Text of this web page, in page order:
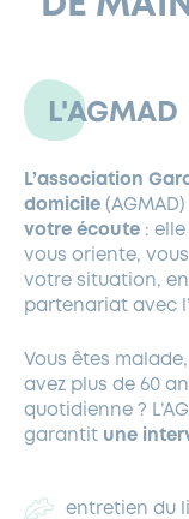
GÉRER MES
EAU POTABLE
DÉCLARATION
LOCATION DE
LES AIDES
INFORMATIONS
MIEUX
SUBVENTIONS
VOTRE MAIRIE
PANNEAUX
PARTENAIRES
GRÖBENZELL
LE BEGM THÉTIS
ANCIENS
ÉCONOMIES
UNE NAISSANCE,
PARCS ET
DEMANDE
GESTION DU
L'AGMAD
L’association
domicile
votre écoute :
vous oriente,
votre situation,
partenariat avec
Vous êtes
avez plus de 60
quotidienne ?
garantit une
entretien du